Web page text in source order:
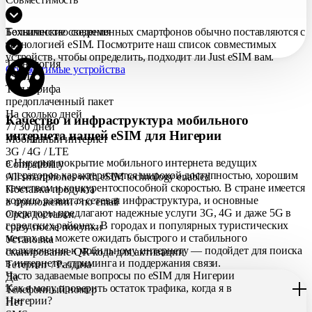
Большинство современных смартфонов обычно поставляются с
технологией eSIM. Посмотрите наш список совместимых
устройств, чтобы определить, подходит ли Just eSIM вам.
Совместимые устройства
Технические сведения
Технология
eSIM
Тип тарифа
предоплаченный пакет
На сколько дней
7 / 30 дней
Мобильный интернет
3G / 4G / LTE
Compatibility
All smartphones with eSIM technology enabled
Поставка продукта
в приложении / по еmail
Срок доставки
сразу после покупки
Установка
сканирование QR-кода для активации
Тетеринг / Раздача
Да
Телефонный номер
Нет
Качество и инфраструктура мобильного
интернета нашей eSIM для Нигерии
в Нигерии покрытие мобильного интернета ведущих
операторов характеризуется широкой доступностью, хорошим
качеством и конкурентоспособной скоростью. В стране имеется
хорошо развитая сетевая инфраструктура, и основные
операторы предлагают надежные услуги 3G, 4G и даже 5G в
городских районах. В городах и популярных туристических
местах вы можете ожидать быстрого и стабильного
подключения к мобильному интернету — подойдет для поиска
в интернете, стриминга и поддержания связи.
Часто задаваемые вопросы по eSIM для Нигерии
Как я могу проверить остаток трафика, когда я в
Нигерии?